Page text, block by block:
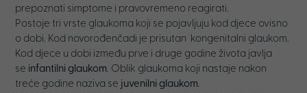
prepoznati simptome i pravovremeno reagirati.
Postoje tri vrste glaukoma koji se pojavljuju kod djece ovisno
o dobi. Kod novorođenčadi je prisutan kongenitalni glaukom.
Kod djece u dobi između prve i druge godine života javlja
se infantilni glaukom. Oblik glaukoma koji nastaje nakon
treće godine naziva se juvenilni glaukom.